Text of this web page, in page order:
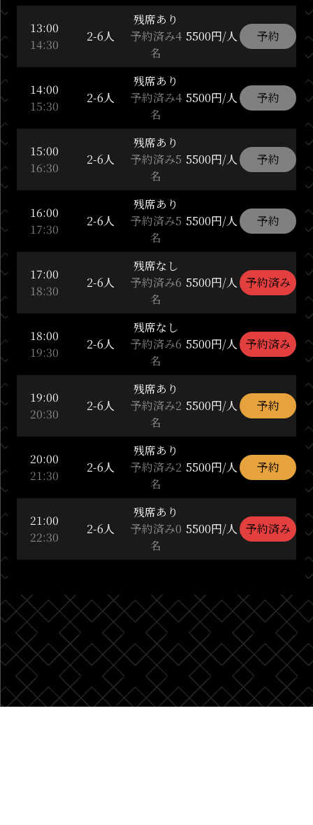
13:00
14:30
2-6人
残席あり
予約済み4
名
5500円/人 予約
14:00
15:30
2-6人
残席あり
予約済み4
名
5500円/人 予約
15:00
16:30
2-6人
残席あり
予約済み5
名
5500円/人 予約
16:00
17:30
2-6人
残席あり
予約済み5
名
5500円/人 予約
17:00
18:30
2-6人
残席なし
予約済み6
名
5500円/人 予約済み
18:00
19:30
2-6人
残席なし
予約済み6
名
5500円/人 予約済み
19:00
20:30
2-6人
残席あり
予約済み2
名
5500円/人 予約
20:00
21:30
2-6人
残席あり
予約済み2
名
5500円/人 予約
21:00
22:30
2-6人
残席あり
予約済み0
名
5500円/人 予約済み